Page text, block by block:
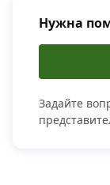
Нужна
Задайте